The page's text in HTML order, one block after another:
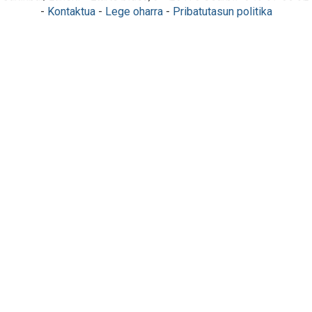
- Kontaktua- Lege oharra- Pribatutasun politika